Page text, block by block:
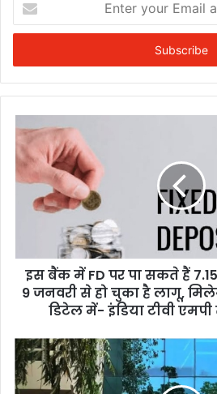
your
Email
इस बैंक में FD पर पा सकते हैं
9 जनवरी से हो चुका है लागू,
डिटेल में- इंडिया टीवी